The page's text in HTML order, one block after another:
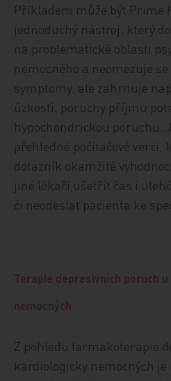
Příkladem může být Prime
jednoduchý nástroj, který
na problematické oblasti
nemocného a neomezuje
symptomy, ale zahrnuje
úzkosti, poruchy příjmu
hypochondrickou poruchu.
přehledné počítačové verzi,
dotazník okamžitě
jiné lékaři ušetřit čas i
či neodeslat pacienta ke
Terapie depresivních poruch
nemocných
Z pohledu farmakoterapie
kardiologicky nemocných